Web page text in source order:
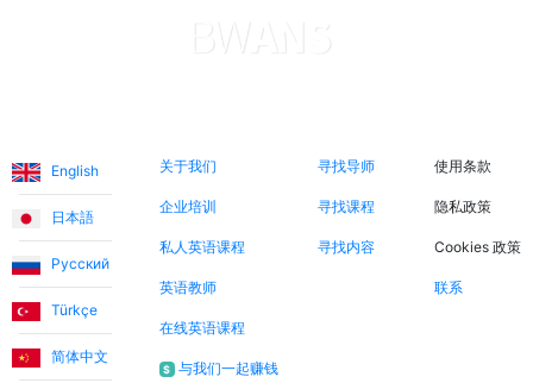
English
日本語
Русский
Türkçe
简体中文
关于我们
企业培训
私人英语课程
英语教师
在线英语课程
$ 与我们一起赚钱
寻找导师
寻找课程
寻找内容
使用条款
隐私政策
Cookies 政策
联系